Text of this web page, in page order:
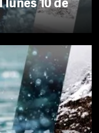
10 de